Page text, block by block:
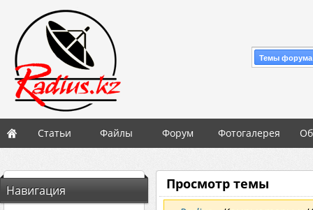
Темы
Статьи Файлы Форум Фотогалерея
Навигация
Просмотр темы